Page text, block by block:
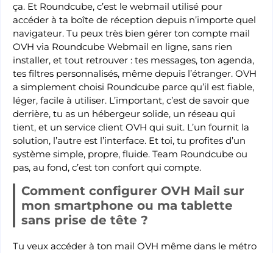
ça. Et Roundcube, c’est le webmail utilisé pour
accéder à ta boîte de réception depuis n’importe quel
navigateur. Tu peux très bien gérer ton compte mail
OVH via Roundcube Webmail en ligne, sans rien
installer, et tout retrouver : tes messages, ton agenda,
tes filtres personnalisés, même depuis l’étranger. OVH
a simplement choisi Roundcube parce qu’il est fiable,
léger, facile à utiliser. L’important, c’est de savoir que
derrière, tu as un hébergeur solide, un réseau qui
tient, et un service client OVH qui suit. L’un fournit la
solution, l’autre est l’interface. Et toi, tu profites d’un
système simple, propre, fluide. Team Roundcube ou
pas, au fond, c’est ton confort qui compte.
Comment configurer OVH Mail sur
mon smartphone ou ma tablette
sans prise de tête ?
Tu veux accéder à ton mail OVH même dans le métro